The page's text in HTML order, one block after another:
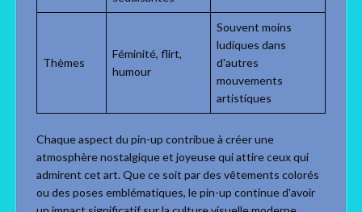
Thèmes
Féminité, flirt,
humour
Souvent moins
ludiques dans
d'autres
mouvements
artistiques
Chaque aspect du pin-up contribue à créer une
atmosphère nostalgique et joyeuse qui attire ceux qui
admirent cet art. Que ce soit par des vêtements colorés
ou des poses emblématiques, le pin-up continue d'avoir